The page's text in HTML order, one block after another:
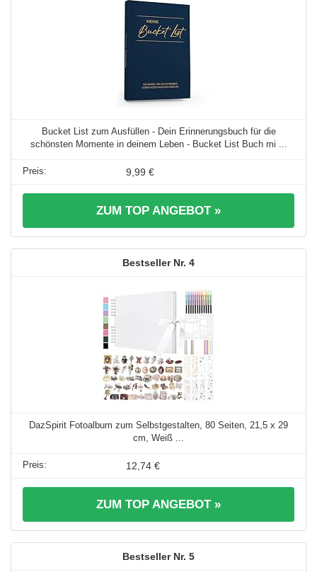
Bucket List zum Ausfüllen - Dein Erinnerungsbuch für die
schönsten Momente in deinem Leben - Bucket List Buch mi ...
9,99 €
ZUM TOP ANGEBOT »
4
DazSpirit Fotoalbum zum Selbstgestalten, 80 Seiten, 21,5 x 29
cm, Weiß ...
12,74 €
ZUM TOP ANGEBOT »
5